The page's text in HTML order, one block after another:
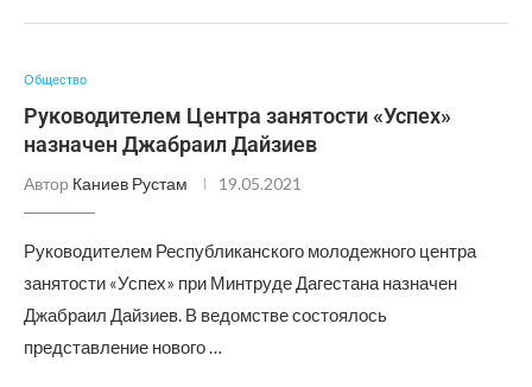
Общество
Руководителем Центра занятости «Успех»
назначен Джабраил Дайзиев
Автор Каниев Рустам 19.05.2021
Руководителем Республиканского молодежного центра
занятости «Успех» при Минтруде Дагестана назначен
Джабраил Дайзиев. В ведомстве состоялось
представление нового …